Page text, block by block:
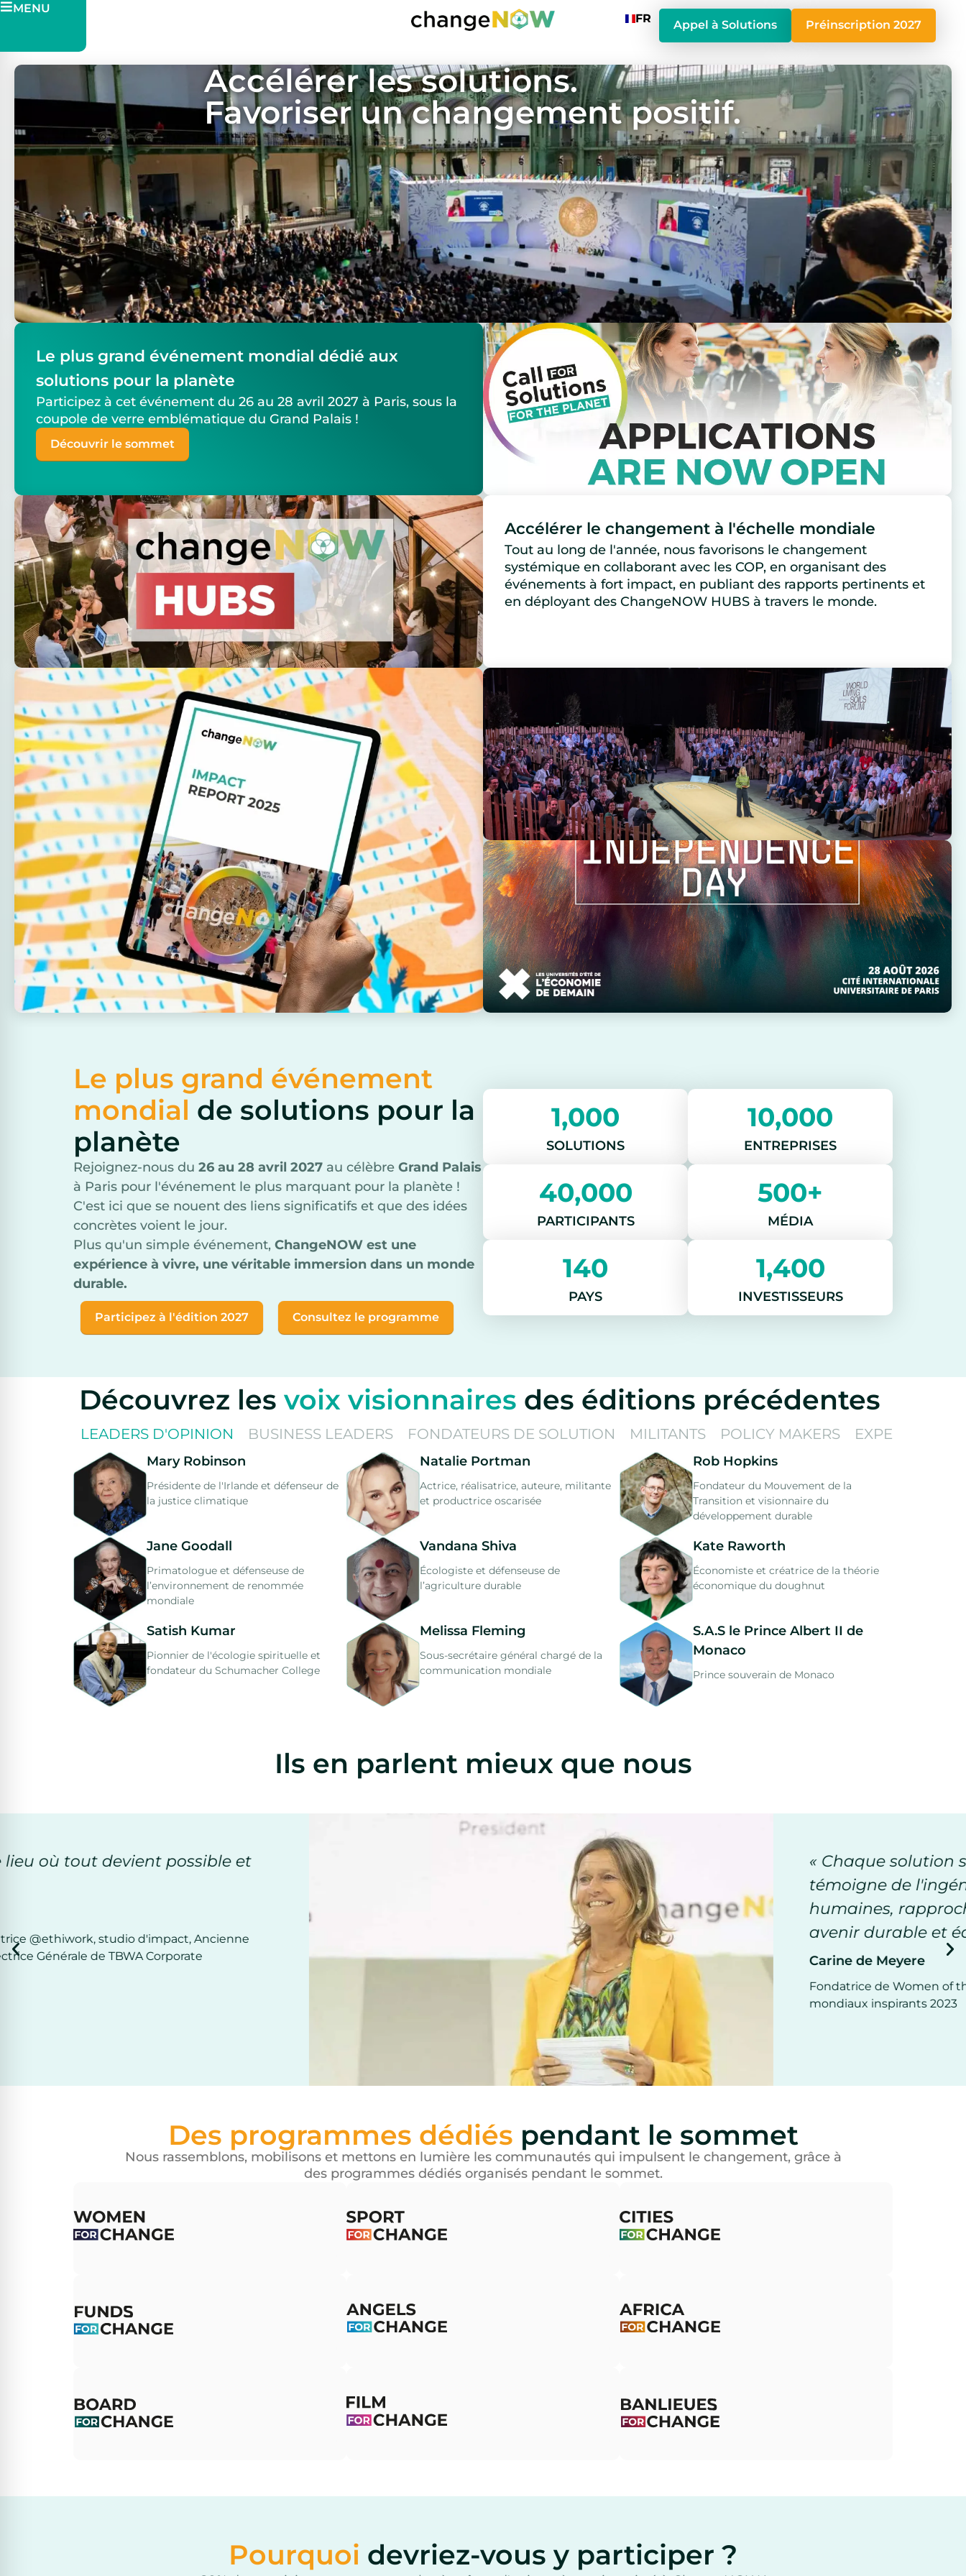
FR Appel à Solutions Préinscription 2027
MENU
Accélérer les solutions.
Favoriser un changement positif.
Le plus grand événement mondial dédié aux
solutions pour la planète
Participez à cet événement du 26 au 28 avril 2027 à Paris, sous la
coupole de verre emblématique du Grand Palais !
Découvrir le sommet
Accélérer le changement à l'échelle mondiale
Tout au long de l'année, nous favorisons le changement
systémique en collaborant avec les COP, en organisant des
événements à fort impact, en publiant des rapports pertinents et
en déployant des ChangeNOW HUBS à travers le monde.
Le plus grand événement
mondial de solutions pour la
planète
Rejoignez-nous du 26 au 28 avril 2027 au célèbre Grand Palais
à Paris pour l'événement le plus marquant pour la planète !
C'est ici que se nouent des liens significatifs et que des idées
concrètes voient le jour.
Plus qu'un simple événement, ChangeNOW est une
expérience à vivre, une véritable immersion dans un monde
durable.
Participez à l'édition 2027 Consultez le programme
1,000
SOLUTIONS
10,000
ENTREPRISES
40,000
PARTICIPANTS
500+
MÉDIA
140
PAYS
1,400
INVESTISSEURS
Découvrez les voix visionnaires des éditions précédentes
LEADERS D'OPINION BUSINESS LEADERS FONDATEURS DE SOLUTION MILITANTS POLICY MAKERS EXPERTS
Mary Robinson
Présidente de l'Irlande et défenseur de
la justice climatique
Natalie Portman
Actrice, réalisatrice, auteure, militante
et productrice oscarisée
Rob Hopkins
Fondateur du Mouvement de la
Transition et visionnaire du
développement durable
Jane Goodall
Primatologue et défenseuse de
l’environnement de renommée
mondiale
Vandana Shiva
Écologiste et défenseuse de
l’agriculture durable
Kate Raworth
Économiste et créatrice de la théorie
économique du doughnut
Satish Kumar
Pionnier de l'écologie spirituelle et
fondateur du Schumacher College
Melissa Fleming
Sous-secrétaire général chargé de la
communication mondiale
S.A.S le Prince Albert II de
Monaco
Prince souverain de Monaco
Ils en parlent mieux que nous
« Chaque solution sélectionnée par ChangeNOW
témoigne de l'ingéniosité et de la résilience
humaines, rapprochant la planète et l'humanité d'un
avenir durable et équitable. »
Carine de Meyere
Fondatrice de Women of the World / Investisseuse FPC – Leaders
mondiaux inspirants 2023
Des programmes dédiés pendant le sommet
Nous rassemblons, mobilisons et mettons en lumière les communautés qui impulsent le changement, grâce à
des programmes dédiés organisés pendant le sommet.
ressources et le soutien nécessaires pour
amplifier leur impact.
engager un public plus large dans la
transition écologique et sociale.
partager les défis, d'étendre les pratiques
réussies et de découvrir des idées
axés sur le changement et encourager
davantage de LPs (commanditaires) à
investir avec impact.
explorer les opportunités et les défis de
l'investissement à impact.
collaboration à travers le continent et de
les connecter à un réseau de partenaires
nécessaires pour intégrer l'impact
environnemental et social dans la
stratégie et la gouvernance.
audacieuses et porteuses de sens, afin
d'accélérer de nouveaux récits qui
transition sociale et environnementale,
tout en mettant en lumière les
innovateurs de leurs communautés.
Pourquoi devriez-vous y participer ?